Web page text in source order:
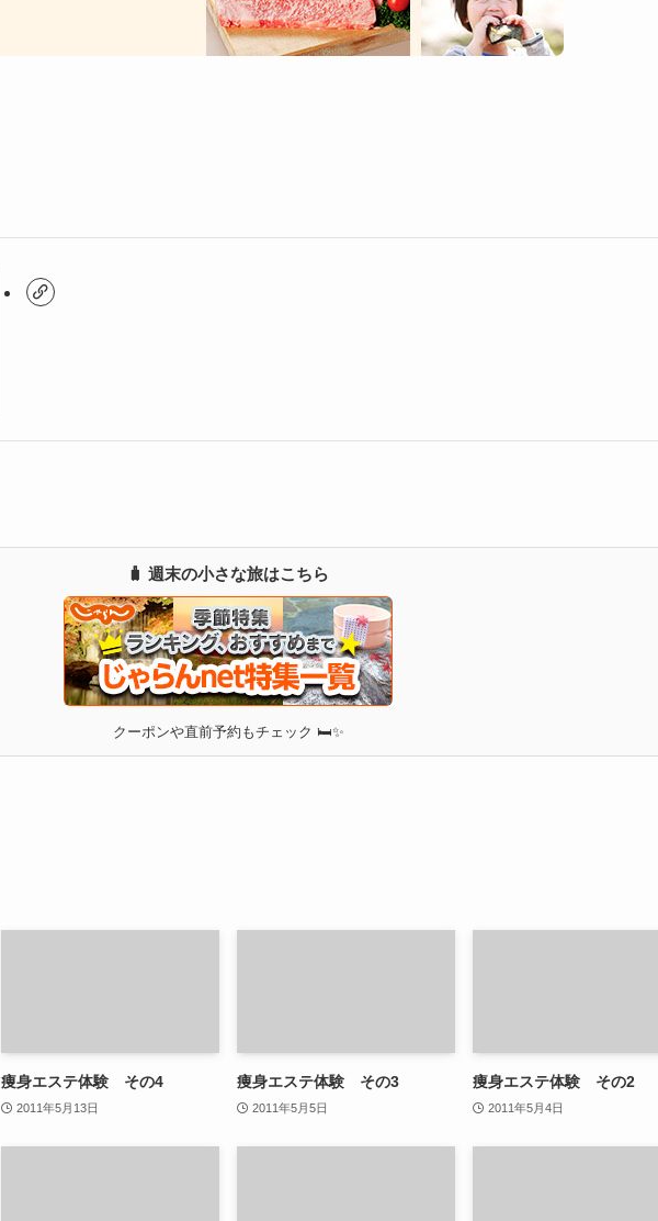
🧳 週末の小さな旅はこちら
クーポンや直前予約もチェック 🛏✨
痩身エステ体験 その4
2011年5月13日
痩身エステ体験 その3
2011年5月5日
痩身エステ体験 その2
2011年5月4日